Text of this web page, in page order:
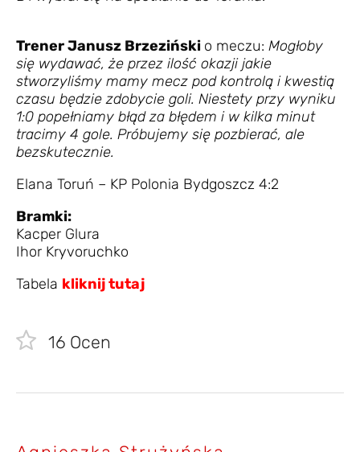
Trener Janusz Brzeziński o meczu: Mogłoby
się wydawać, że przez ilość okazji jakie
stworzyliśmy mamy mecz pod kontrolą i kwestią
czasu będzie zdobycie goli. Niestety przy wyniku
1:0 popełniamy błąd za błędem i w kilka minut
tracimy 4 gole. Próbujemy się pozbierać, ale
bezskutecznie.
Elana Toruń – KP Polonia Bydgoszcz 4:2
Bramki:
Kacper Glura
Ihor Kryvoruchko
Tabela kliknij tutaj
16 Ocen